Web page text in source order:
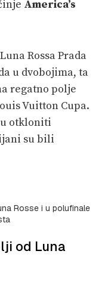
America’s
Rossa Prada
u dvobojima, ta
regatno polje
Vuitton Cupa.
otkloniti
su bili
Rosse i u polufinale
od Luna